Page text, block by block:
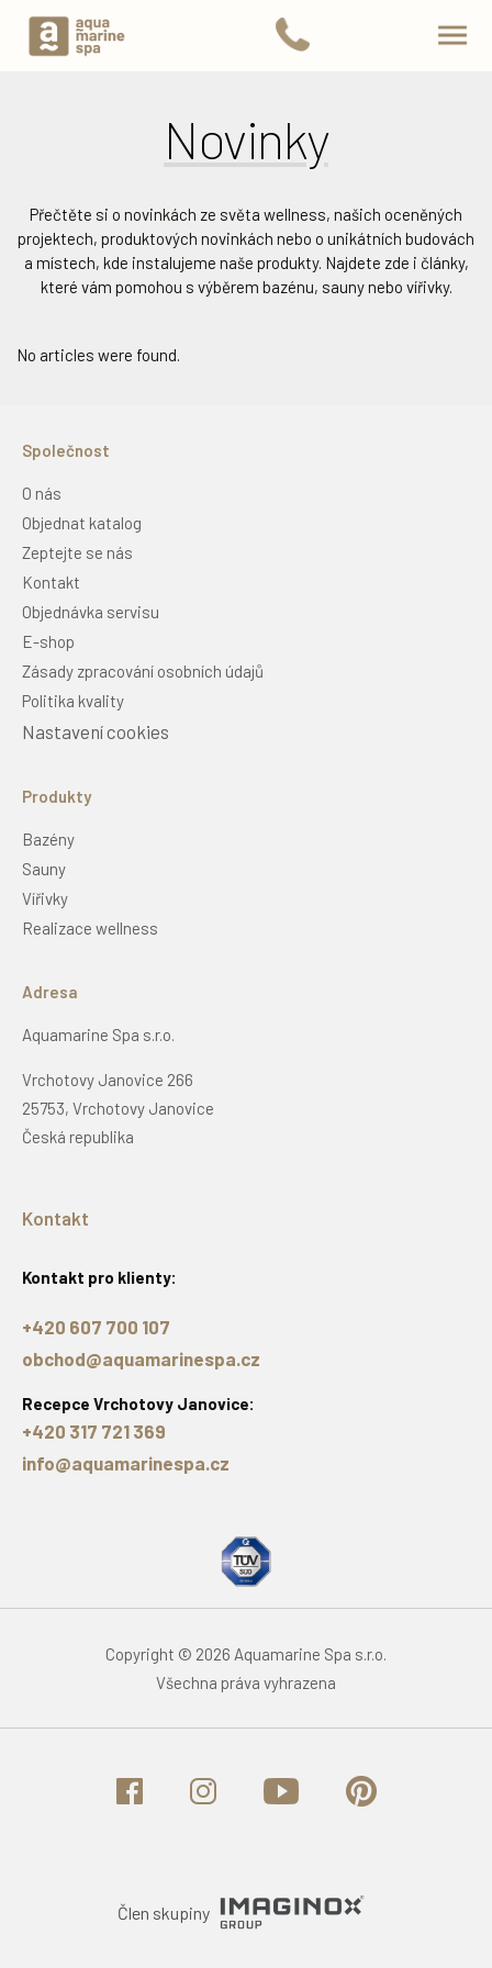
Novinky
Přečtěte si o novinkách ze světa wellness, našich oceněných
projektech, produktových novinkách nebo o unikátních budovách
a místech, kde instalujeme naše produkty. Najdete zde i články,
které vám pomohou s výběrem bazénu, sauny nebo vířivky.
No articles were found.
Společnost
O nás
Objednat katalog
Zeptejte se nás
Kontakt
Objednávka servisu
E-shop
Zásady zpracování osobních údajů
Politika kvality
Nastavení cookies
Produkty
Bazény
Sauny
Vířivky
Realizace wellness
Adresa
Aquamarine Spa s.r.o.
Vrchotovy Janovice 266
25753, Vrchotovy Janovice
Česká republika
Kontakt
Kontakt pro klienty:
+420 607 700 107
obchod@aquamarinespa.cz
Recepce Vrchotovy Janovice:
+420 317 721 369
info@aquamarinespa.cz
Copyright © 2026 Aquamarine Spa s.r.o.
Všechna práva vyhrazena
Člen skupiny